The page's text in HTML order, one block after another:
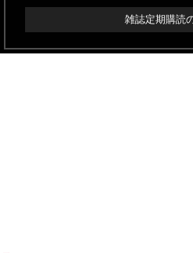
雑誌定期購読